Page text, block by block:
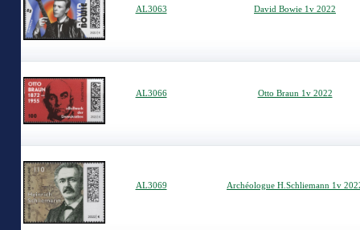
AL3063 David Bowie 1v 2022
AL3066 Otto Braun 1v 2022
AL3069 Archéologue H.Schliemann 1v